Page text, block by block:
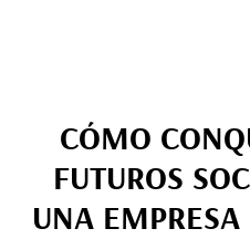
CÓMO
FUTUROS
UNA